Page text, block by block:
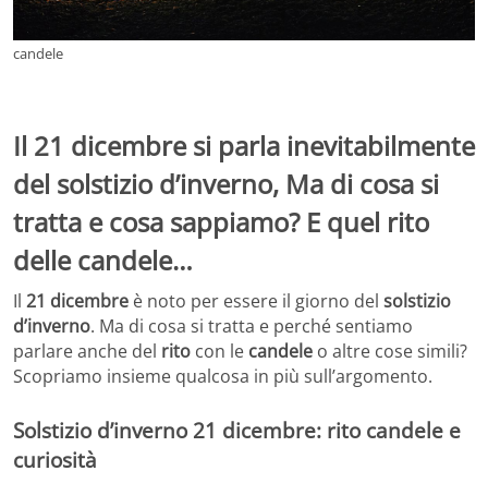
candele
Il 21 dicembre si parla inevitabilmente
del solstizio d’inverno, Ma di cosa si
tratta e cosa sappiamo? E quel rito
delle candele…
Il 21 dicembre è noto per essere il giorno del solstizio
d’inverno. Ma di cosa si tratta e perché sentiamo
parlare anche del rito con le candele o altre cose simili?
Scopriamo insieme qualcosa in più sull’argomento.
Solstizio d’inverno 21 dicembre: rito candele e
curiosità